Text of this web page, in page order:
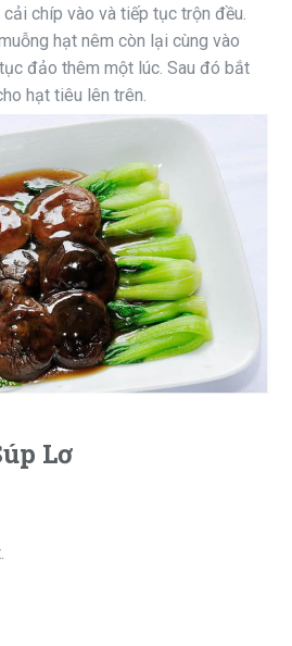
chíp vào và tiếp tục trộn đều.
hạt nêm còn lại cùng vào
đảo thêm một lúc. Sau đó bắt
hạt tiêu lên trên.
Lơ